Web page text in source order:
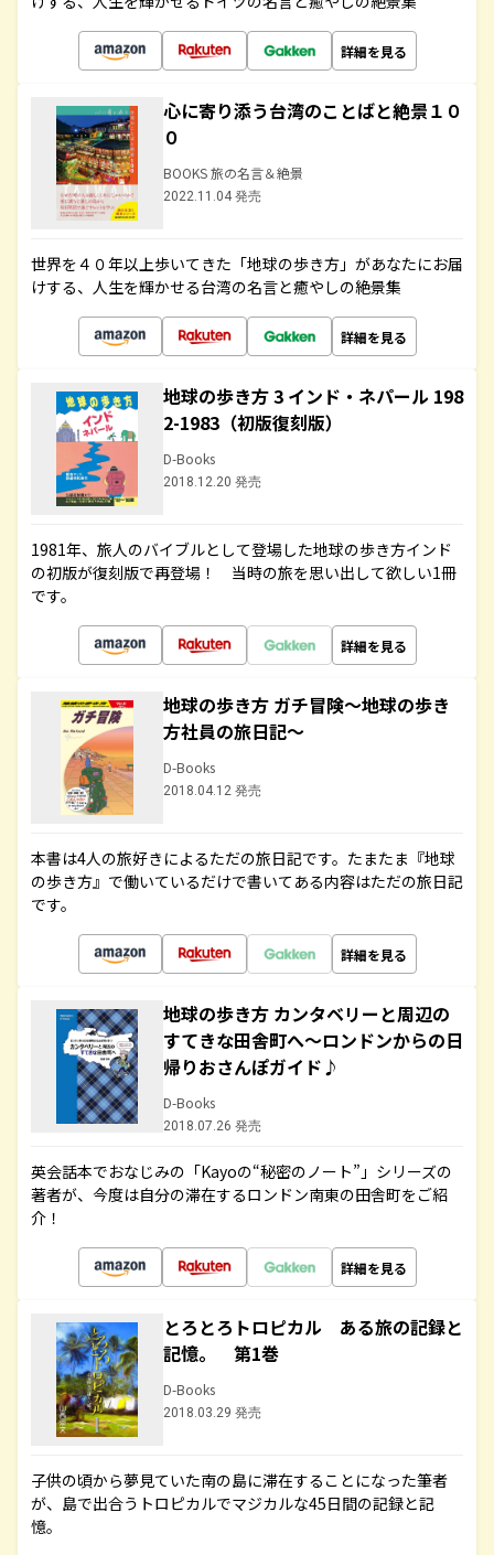
詳細を見る
心に寄り添う台湾のことばと絶景１０
０
BOOKS 旅の名言＆絶景
2022.11.04 発売
世界を４０年以上歩いてきた「地球の歩き方」があなたにお届
けする、人生を輝かせる台湾の名言と癒やしの絶景集
詳細を見る
地球の歩き方 3 インド・ネパール 198
2-1983（初版復刻版）
D-Books
2018.12.20 発売
1981年、旅人のバイブルとして登場した地球の歩き方インド
の初版が復刻版で再登場！ 当時の旅を思い出して欲しい1冊
です。
詳細を見る
地球の歩き方 ガチ冒険～地球の歩き
方社員の旅日記～
D-Books
2018.04.12 発売
本書は4人の旅好きによるただの旅日記です。たまたま『地球
の歩き方』で働いているだけで書いてある内容はただの旅日記
です。
詳細を見る
地球の歩き方 カンタベリーと周辺の
すてきな田舎町へ～ロンドンからの日
帰りおさんぽガイド♪
D-Books
2018.07.26 発売
英会話本でおなじみの「Kayoの“秘密のノート”」シリーズの
著者が、今度は自分の滞在するロンドン南東の田舎町をご紹
介！
詳細を見る
とろとろトロピカル ある旅の記録と
記憶。 第1巻
D-Books
2018.03.29 発売
子供の頃から夢見ていた南の島に滞在することになった筆者
が、島で出合うトロピカルでマジカルな45日間の記録と記
憶。